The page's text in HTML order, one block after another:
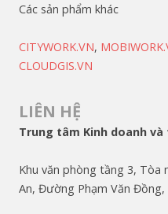
Các sản phẩm khác
CITYWORK.VN,
CLOUDGIS.VN
LIÊN HỆ
Trung tâm Kinh doanh
Khu văn phòng tầng 3, Tòa
An, Đường Phạm Văn